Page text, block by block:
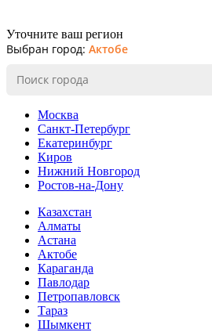
Уточните ваш регион
Выбран город: Актобе
Москва
Санкт-Петербург
Екатеринбург
Киров
Нижний Новгород
Ростов-на-Дону
Казахстан
Алматы
Астана
Актобе
Караганда
Павлодар
Петропавловск
Тараз
Шымкент